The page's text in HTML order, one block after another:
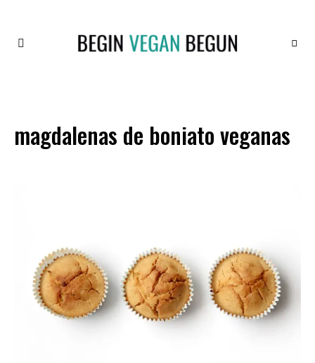
magdalenas de boniato veganas